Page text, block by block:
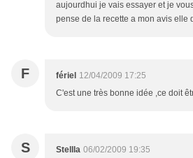
aujourdhui je vais essayer et je
pense de la recette a mon avis elle
F fériel 12/04/2009 17:25
C'est une très bonne idée ,ce doit
S Stellla 06/02/2009 19:35